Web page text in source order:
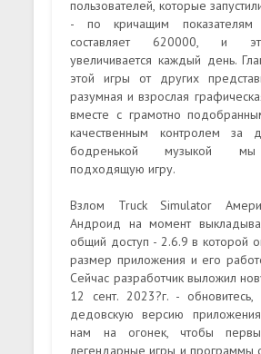
пользователей, которые
- по кричащим показателям
составляет 620000, и
увеличивается каждый день.
этой игры от других
разумная и взрослая
вместе с грамотно
качественным контролем за
бодренькой музыкой
подходящую игру.
Взлом Truck Simulator
Андроид на момент
общий доступ - 2.6.9 в которой
размер приложения и его
Сейчас разработчик выложил
12 сент. 2023?г. - обновитесь,
дедовскую версию
нам на огонек, чтобы
легендарные игры и программы